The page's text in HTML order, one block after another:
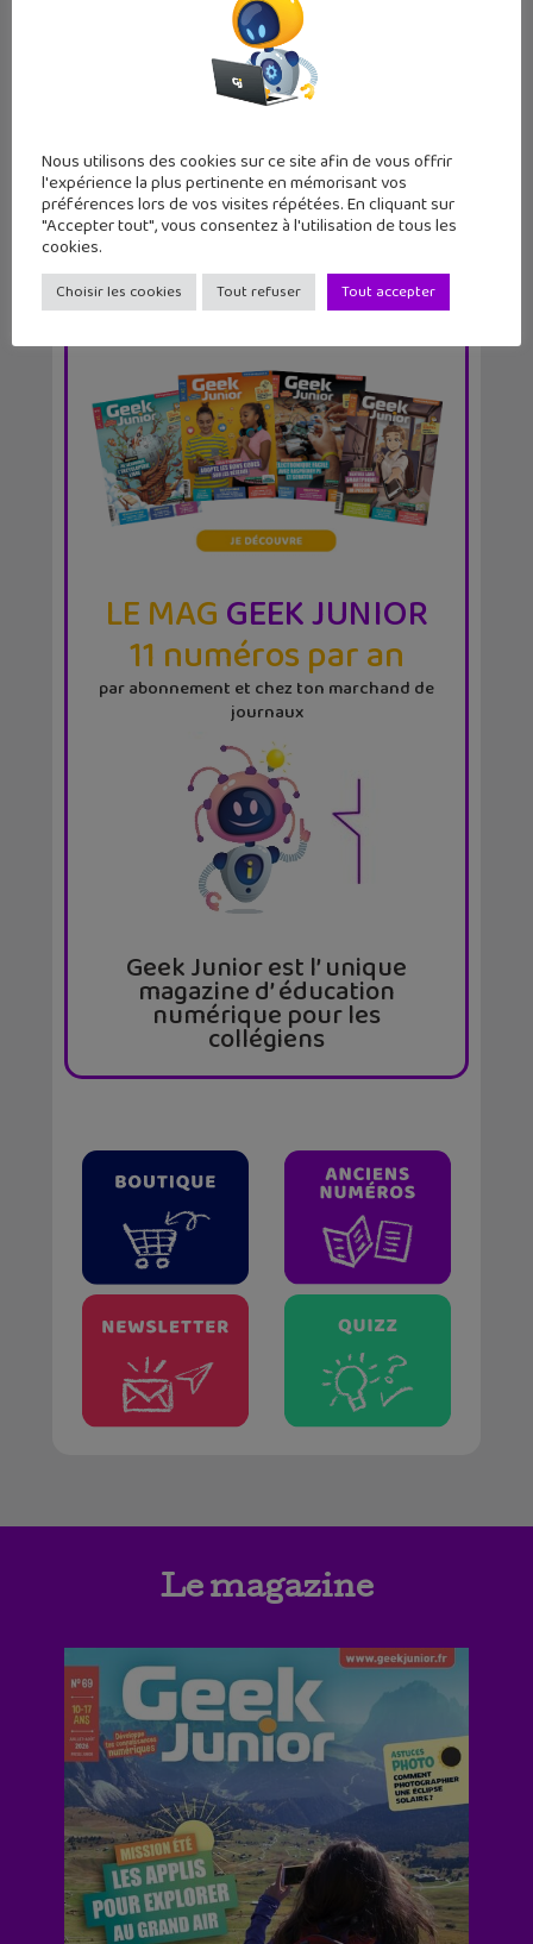
L’Enfantôme, une allégorie horrifique
LE MAGGEEK JUNIOR
11 numéros par an
par abonnement et chez ton marchand de
journaux
Geek Junior est l’ unique
magazine d’ éducation
numérique pour les
collégiens
Le magazine
Nous utilisons des cookies sur ce site afin de vous offrir
l'expérience la plus pertinente en mémorisant vos
préférences lors de vos visites répétées. En cliquant sur
"Accepter tout", vous consentez à l'utilisation de tous les
cookies.
Choisir les cookies Tout refuser Tout accepter